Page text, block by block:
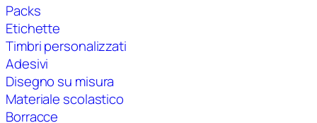
Packs
Etichette
Timbri personalizzati
Adesivi
Disegno su misura
Materiale scolastico
Borracce